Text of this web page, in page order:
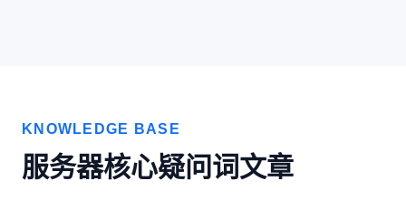
KNOWLEDGE BASE
服务器核心疑问词文章